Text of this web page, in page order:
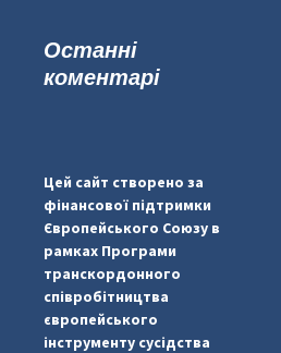
pimrec_project
Останні
коментарі
Цей сайт створено за
фінансової підтримки
Європейського Союзу в
рамках Програми
транскордонного
співробітництва
європейського
інструменту сусідства